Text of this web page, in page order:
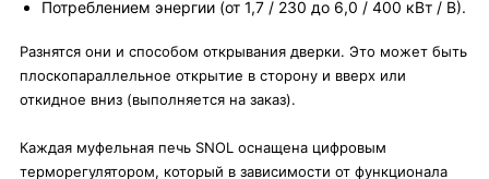
Потреблением энергии (от 1,7 / 230 до 6,0 / 400 кВт / В).
Разнятся они и способом открывания дверки. Это может быть
плоскопараллельное открытие в сторону и вверх или
откидное вниз (выполняется на заказ).
Каждая муфельная печь SNOL оснащена цифровым
терморегулятором, который в зависимости от функционала